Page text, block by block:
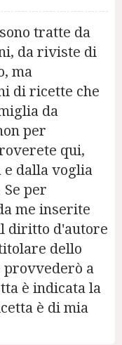
tratte da
da riviste di
ma
di ricette che
da
per
qui,
e dalla voglia
per
me inserite
diritto d'autore
dello
provvederò a
è indicata la
è di mia